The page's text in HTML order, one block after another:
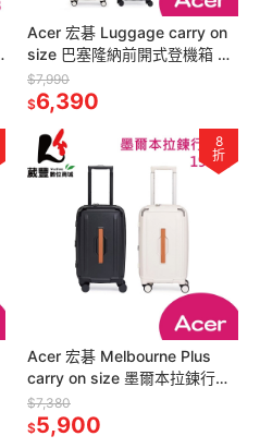
Acer 宏碁 Luggage carry on
size 巴塞隆納前開式登機箱 20
吋 行李箱
$7,990
$6,390
8
折
Acer 宏碁 Melbourne Plus
carry on size 墨爾本拉鍊行李
箱 19.5吋
$7,380
$5,900